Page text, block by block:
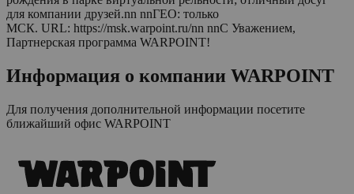
для компании друзей.nn nnГЕО: только
МСК. URL: https://msk.warpoint.ru/nn nnС Уважением,
Партнерская программа WARPOINT!
Информация о компании WARPOINT
Для получения дополнительной информации посетите
ближайший офис WARPOINT